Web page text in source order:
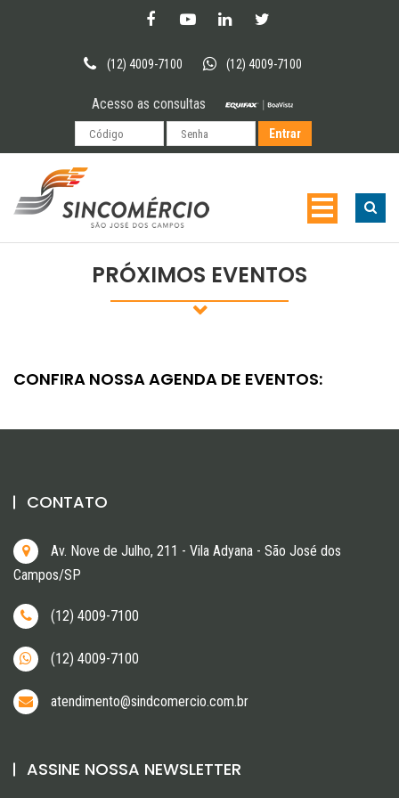
(12) 4009-7100 (12) 4009-7100
Acesso as consultas
PRÓXIMOS EVENTOS
CONFIRA NOSSA AGENDA DE EVENTOS:
CONTATO
Av. Nove de Julho, 211 - Vila Adyana - São José dos
Campos/SP
(12) 4009-7100
(12) 4009-7100
atendimento@sindcomercio.com.br
ASSINE NOSSA NEWSLETTER